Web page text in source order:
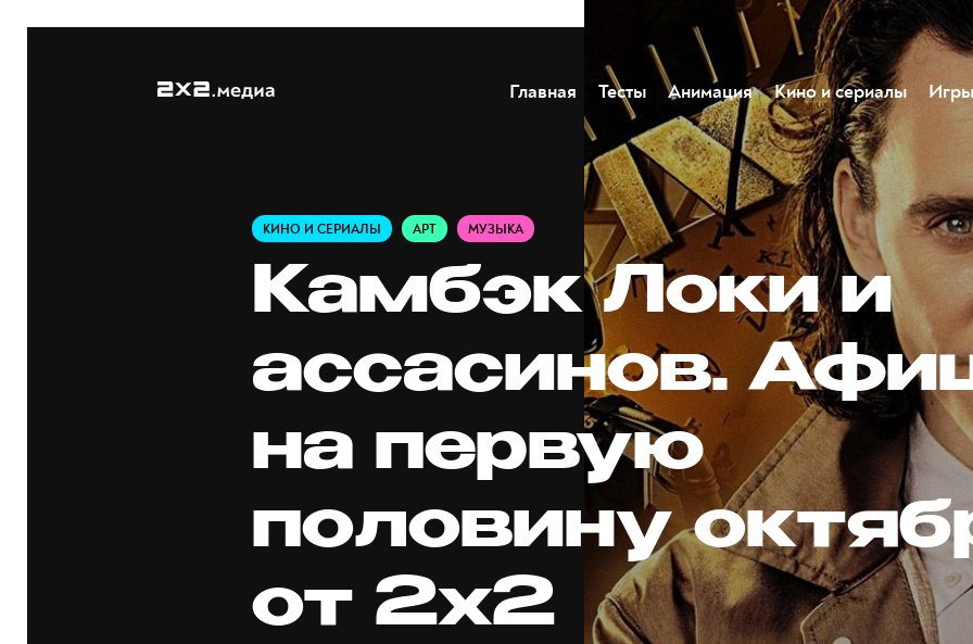
Главная Тесты Анимация Кино и сериалы Игры
КИНО И СЕРИАЛЫ АРТ МУЗЫКА
Камбэк Локи и
ассасинов.
на первую
половину
от 2x2